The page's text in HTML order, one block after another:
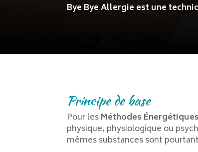
Bye Bye Allergie est une
Principe de base
Pour lesMéthodes
physique, physiologique ou
mêmes substances sont